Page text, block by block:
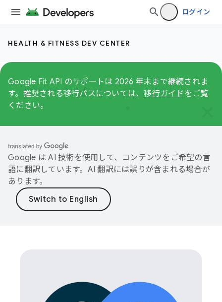
ログイン
HEALTH & FITNESS DEV CENTER
Google Fit API のサポートは 2026 年末まで継続されま
す。推奨される移行パスについては、移行ガイド をご覧
ください。
Google は AI 技術を使用して、コンテンツをご希望の言
語に翻訳しています。AI 翻訳には誤りが含まれる場合が
あります。